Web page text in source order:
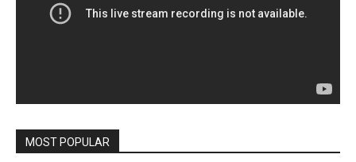
MOST POPULAR